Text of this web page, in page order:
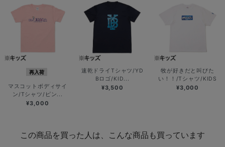
再入荷
マスコットボディサイ
ン/Tシャツ/ピン...
¥3,000
速乾ドライTシャツ/YD
Bロゴ/KID...
¥3,500
牧が好きだと叫びた
い！！/Tシャツ/KIDS
¥3,000
この商品を買った人は、こんな商品も買っています